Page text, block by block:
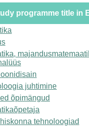
programme title in
juhtimine
õpimängud
tehnoloogiad